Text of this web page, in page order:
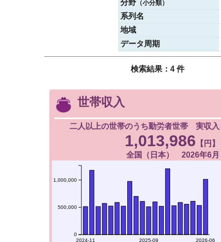
分野（小分類）
系列名
地域
データ周期
検索結果：4 件
世帯収入
二人以上の世帯のうち勤労者世帯 実収入
1,013,986 【円】
全国（日本） 2026年6月
2024-11 2025-09 2026-06
0
500,000
1,000,000